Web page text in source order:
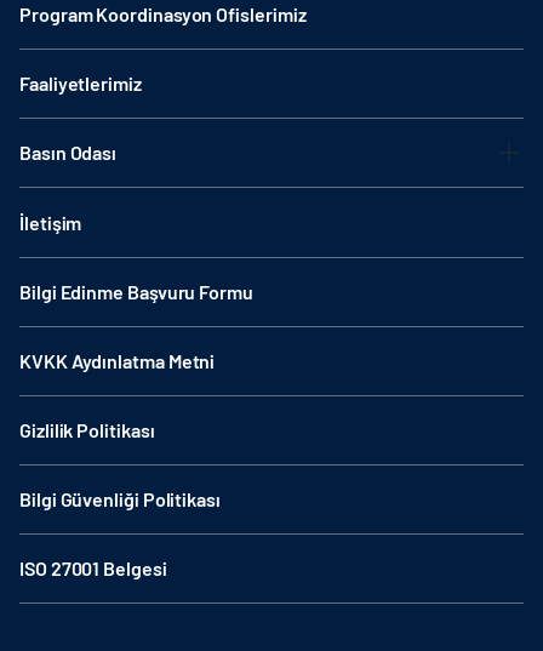
Program Koordinasyon Ofislerimiz
Faaliyetlerimiz
Basın Odası
İletişim
Bilgi Edinme Başvuru Formu
KVKK Aydınlatma Metni
Gizlilik Politikası
Bilgi Güvenliği Politikası
ISO 27001 Belgesi